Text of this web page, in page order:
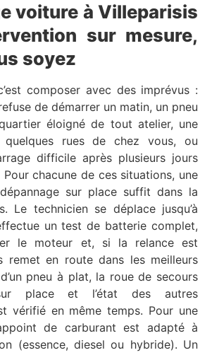
voiture à Villeparisis
sur mesure,
soyez
composer avec des imprévus :
de démarrer un matin, un pneu
éloigné de tout atelier, une
quelques rues de chez vous, ou
difficile après plusieurs jours
Pour chacune de ces situations, une
sur place suffit dans la
Le technicien se déplace jusqu’à
un test de batterie complet,
le moteur et, si la relance est
remet en route dans les meilleurs
d’un pneu à plat, la roue de secours
place et l’état des autres
vérifié en même temps. Pour une
de carburant est adapté à
(essence, diesel ou hybride). Un